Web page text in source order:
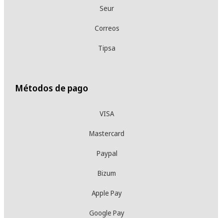
Seur
Correos
Tipsa
Métodos de pago
VISA
Mastercard
Paypal
Bizum
Apple Pay
Google Pay